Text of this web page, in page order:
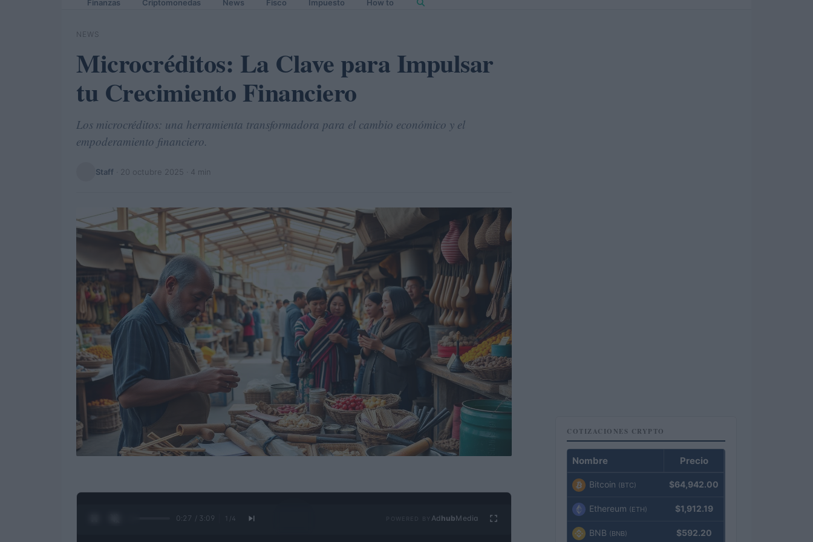
Finanzas Criptomonedas News Fisco Impuesto How to
NEWS
Microcréditos: La Clave para Impulsar
tu Crecimiento Financiero
Los microcréditos: una herramienta transformadora para el cambio económico y el
empoderamiento financiero.
Staff 20 octubre 2025 · 4 min
0:28 / 3:09 1 /4 Ad hubMedia
COTIZACIONES CRYPTO
Nombre Precio
Bitcoin (BTC) $64,942.00
Ethereum (ETH) $1,912.19
BNB (BNB) $592.20